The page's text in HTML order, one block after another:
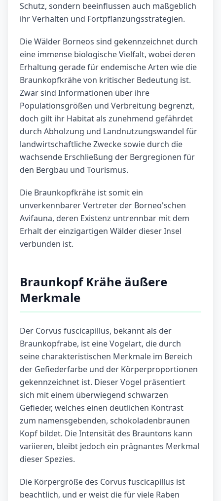
Schutz, sondern beeinflussen auch maßgeblich
ihr Verhalten und Fortpflanzungsstrategien.
Die Wälder Borneos sind gekennzeichnet durch
eine immense biologische Vielfalt, wobei deren
Erhaltung gerade für endemische Arten wie die
Braunkopfkrähe von kritischer Bedeutung ist.
Zwar sind Informationen über ihre
Populationsgrößen und Verbreitung begrenzt,
doch gilt ihr Habitat als zunehmend gefährdet
durch Abholzung und Landnutzungswandel für
landwirtschaftliche Zwecke sowie durch die
wachsende Erschließung der Bergregionen für
den Bergbau und Tourismus.
Die Braunkopfkrähe ist somit ein
unverkennbarer Vertreter der Borneo'schen
Avifauna, deren Existenz untrennbar mit dem
Erhalt der einzigartigen Wälder dieser Insel
verbunden ist.
Braunkopf Krähe äußere
Merkmale
Der Corvus fuscicapillus, bekannt als der
Braunkopfrabe, ist eine Vogelart, die durch
seine charakteristischen Merkmale im Bereich
der Gefiederfarbe und der Körperproportionen
gekennzeichnet ist. Dieser Vogel präsentiert
sich mit einem überwiegend schwarzen
Gefieder, welches einen deutlichen Kontrast
zum namensgebenden, schokoladenbraunen
Kopf bildet. Die Intensität des Brauntons kann
variieren, bleibt jedoch ein prägnantes Merkmal
dieser Spezies.
Die Körpergröße des Corvus fuscicapillus ist
beachtlich, und er weist die für viele Raben